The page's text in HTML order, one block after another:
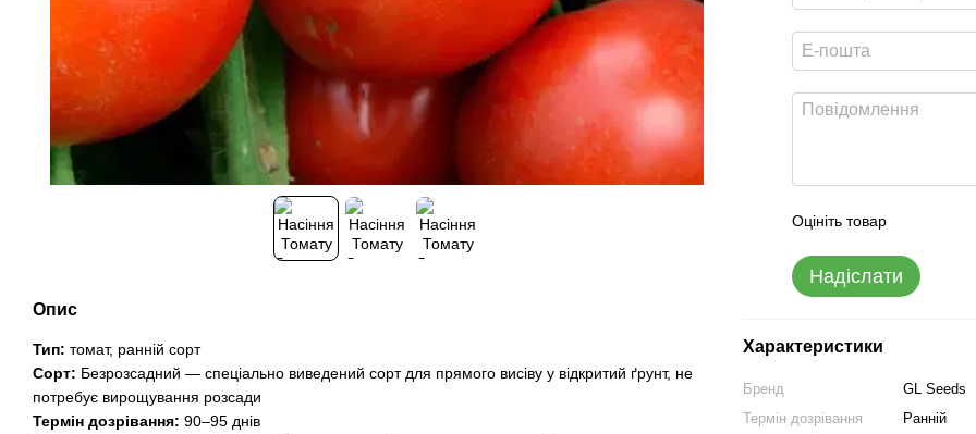
Опис
Тип: томат, ранній сорт
Сорт: Безрозсадний — спеціально виведений сорт для прямого висіву у відкритий ґрунт, не
потребує вирощування розсади
Термін дозрівання: 90–95 днів
Оцініть товар
Надіслати
Характеристики
Бренд
GL Seeds
Термін дозрівання
Ранній